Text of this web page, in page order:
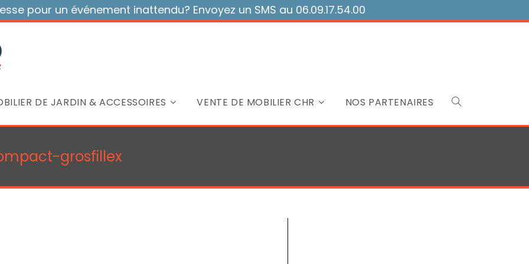
pour un événement inattendu? Envoyez un SMS au 06.09.17.54.00
DE JARDIN & ACCESSOIRES VENTE DE MOBILIER CHR NOS PARTENAIRES Toggle
search
grosfillex